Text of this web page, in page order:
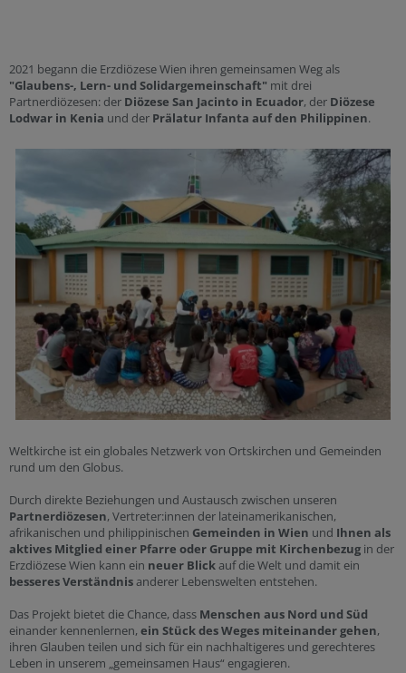
2021 begann die Erzdiözese Wien ihren gemeinsamen Weg als
"Glaubens-, Lern- und Solidargemeinschaft" mit drei
Partnerdiözesen: der Diözese San Jacinto in Ecuador, der Diözese
Lodwar in Kenia und der Prälatur Infanta auf den Philippinen.
Weltkirche ist ein globales Netzwerk von Ortskirchen und Gemeinden
rund um den Globus.
Durch direkte Beziehungen und Austausch zwischen unseren
Partnerdiözesen, Vertreter:innen der lateinamerikanischen,
afrikanischen und philippinischen Gemeinden in Wien und Ihnen als
aktives Mitglied einer Pfarre oder Gruppe mit Kirchenbezug in der
Erzdiözese Wien kann ein neuer Blickauf die Welt und damit ein
besseres Verständnisanderer Lebenswelten entstehen.
Das Projekt bietet die Chance, dass Menschen aus Nord und Süd
einander kennenlernen,ein Stück des Weges miteinander gehen,
ihren Glauben teilen und sich für ein nachhaltigeres und gerechteres
Leben in unserem „gemeinsamen Haus“ engagieren.